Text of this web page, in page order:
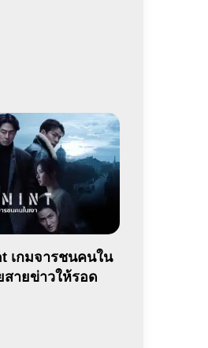
เกมจารชนคนใน
สายข่าวให้รอด